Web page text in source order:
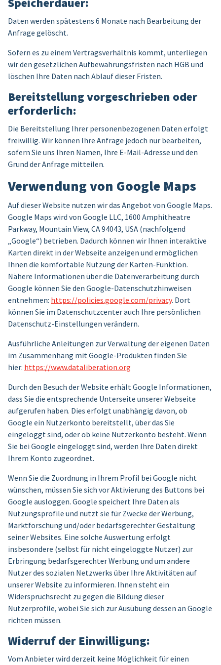
Daten werden spätestens 6 Monate nach Bearbeitung der
Anfrage gelöscht.
Sofern es zu einem Vertragsverhältnis kommt, unterliegen
wir den gesetzlichen Aufbewahrungsfristen nach HGB und
löschen Ihre Daten nach Ablauf dieser Fristen.
Bereitstellung vorgeschrieben oder
erforderlich:
Die Bereitstellung Ihrer personenbezogenen Daten erfolgt
freiwillig. Wir können Ihre Anfrage jedoch nur bearbeiten,
sofern Sie uns Ihren Namen, Ihre E-Mail-Adresse und den
Grund der Anfrage mitteilen.
Verwendung von Google Maps
Auf dieser Website nutzen wir das Angebot von Google Maps.
Google Maps wird von Google LLC, 1600 Amphitheatre
Parkway, Mountain View, CA 94043, USA (nachfolgend
„Google“) betrieben. Dadurch können wir Ihnen interaktive
Karten direkt in der Webseite anzeigen und ermöglichen
Ihnen die komfortable Nutzung der Karten-Funktion.
Nähere Informationen über die Datenverarbeitung durch
Google können Sie den Google-Datenschutzhinweisen
entnehmen: https://policies.google.com/privacy. Dort
können Sie im Datenschutzcenter auch Ihre persönlichen
Datenschutz-Einstellungen verändern.
Ausführliche Anleitungen zur Verwaltung der eigenen Daten
im Zusammenhang mit Google-Produkten finden Sie
hier: https://www.dataliberation.org
Durch den Besuch der Website erhält Google Informationen,
dass Sie die entsprechende Unterseite unserer Webseite
aufgerufen haben. Dies erfolgt unabhängig davon, ob
Google ein Nutzerkonto bereitstellt, über das Sie
eingeloggt sind, oder ob keine Nutzerkonto besteht. Wenn
Sie bei Google eingeloggt sind, werden Ihre Daten direkt
Ihrem Konto zugeordnet.
Wenn Sie die Zuordnung in Ihrem Profil bei Google nicht
wünschen, müssen Sie sich vor Aktivierung des Buttons bei
Google ausloggen. Google speichert Ihre Daten als
Nutzungsprofile und nutzt sie für Zwecke der Werbung,
Marktforschung und/oder bedarfsgerechter Gestaltung
seiner Websites. Eine solche Auswertung erfolgt
insbesondere (selbst für nicht eingeloggte Nutzer) zur
Erbringung bedarfsgerechter Werbung und um andere
Nutzer des sozialen Netzwerks über Ihre Aktivitäten auf
unserer Website zu informieren. Ihnen steht ein
Widerspruchsrecht zu gegen die Bildung dieser
Nutzerprofile, wobei Sie sich zur Ausübung dessen an Google
richten müssen.
Widerruf der Einwilligung:
Vom Anbieter wird derzeit keine Möglichkeit für einen